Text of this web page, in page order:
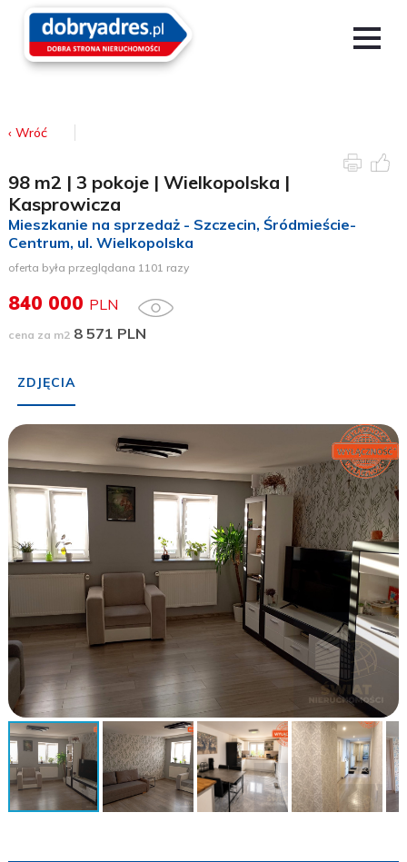
‹ Wróć
98 m2 | 3 pokoje | Wielkopolska |
Kasprowicza
Mieszkanie na sprzedaż - Szczecin, Śródmieście-
Centrum, ul. Wielkopolska
oferta była przeglądana 1101 razy
840 000 PLN
cena za m28 571 PLN
ZDJĘCIA